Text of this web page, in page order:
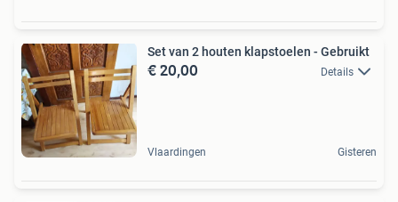
Set van 2 houten klapstoelen - Gebruikt
€ 20,00 Details
Vlaardingen Gisteren